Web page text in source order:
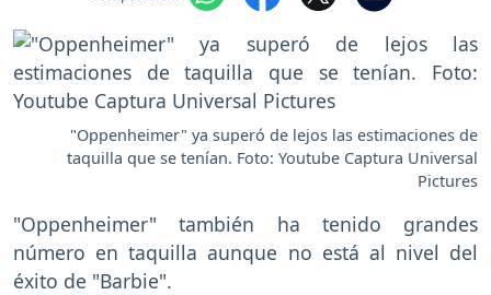
"Oppenheimer" ya superó de lejos las estimaciones de
taquilla que se tenían. Foto: Youtube Captura Universal
Pictures
"Oppenheimer" también ha tenido grandes
número en taquilla aunque no está al nivel del
éxito de "Barbie".